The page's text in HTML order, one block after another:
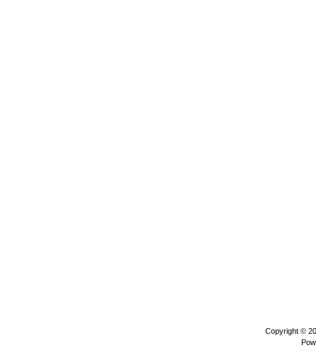
Copyright ©